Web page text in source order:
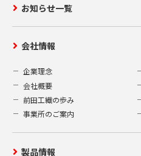
お知らせ一覧
会社情報
企業理念
会社概要
前田工繊の歩み
事業所のご案内
製品情報